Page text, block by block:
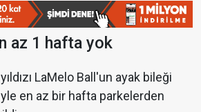
az 1 hafta yok
LaMelo Ball'un ayak bileği
en az bir hafta parkelerden